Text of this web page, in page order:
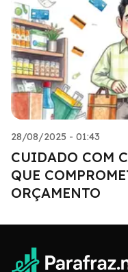
28/08/2025 - 01:43
CUIDADO COM
QUE
ORÇAMENTO